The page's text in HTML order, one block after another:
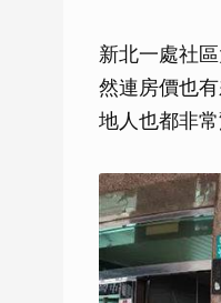
新北一處社
然連房價也
地人也都非